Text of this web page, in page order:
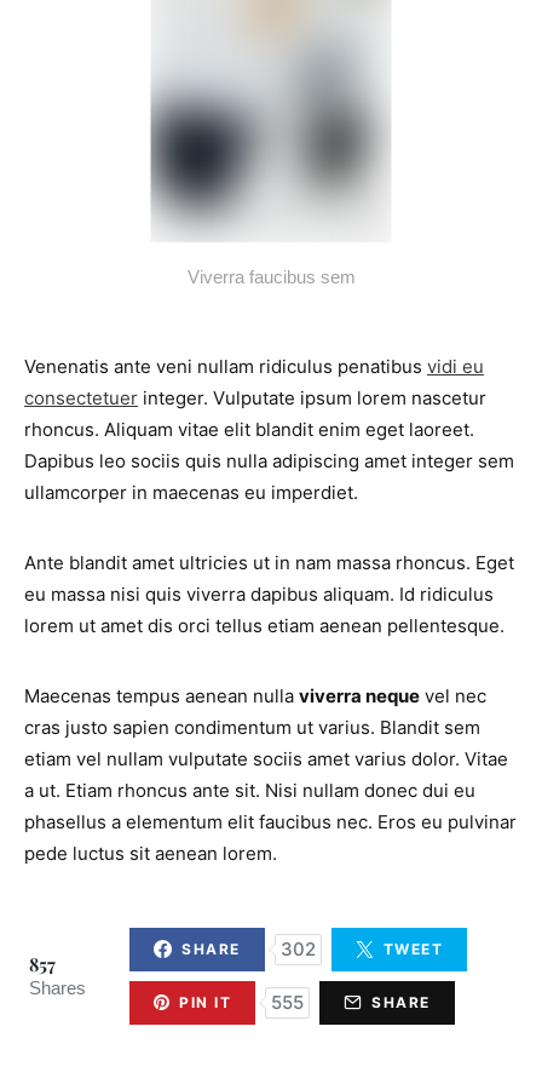
Viverra faucibus sem
Venenatis ante veni nullam ridiculus penatibus vidi eu
consectetuer integer. Vulputate ipsum lorem nascetur
rhoncus. Aliquam vitae elit blandit enim eget laoreet.
Dapibus leo sociis quis nulla adipiscing amet integer sem
ullamcorper in maecenas eu imperdiet.
Ante blandit amet ultricies ut in nam massa rhoncus. Eget
eu massa nisi quis viverra dapibus aliquam. Id ridiculus
lorem ut amet dis orci tellus etiam aenean pellentesque.
Maecenas tempus aenean nulla viverra neque vel nec
cras justo sapien condimentum ut varius. Blandit sem
etiam vel nullam vulputate sociis amet varius dolor. Vitae
a ut. Etiam rhoncus ante sit. Nisi nullam donec dui eu
phasellus a elementum elit faucibus nec. Eros eu pulvinar
pede luctus sit aenean lorem.
857
Shares
SHARE 302 TWEET
PIN IT 555 SHARE